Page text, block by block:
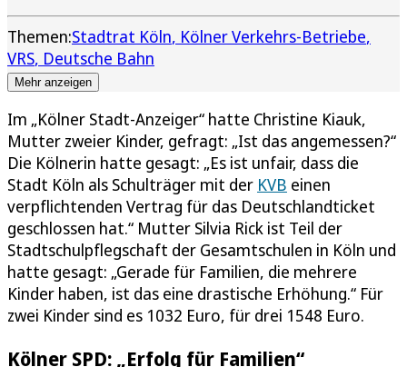
Themen:Stadtrat Köln Kölner Verkehrs-Betriebe
VRS Deutsche Bahn
Mehr anzeigen
Im „Kölner Stadt-Anzeiger“ hatte Christine Kiauk,
Mutter zweier Kinder, gefragt: „Ist das angemessen?“
Die Kölnerin hatte gesagt: „Es ist unfair, dass die
Stadt Köln als Schulträger mit der KVB einen
verpflichtenden Vertrag für das Deutschlandticket
geschlossen hat.“ Mutter Silvia Rick ist Teil der
Stadtschulpflegschaft der Gesamtschulen in Köln und
hatte gesagt: „Gerade für Familien, die mehrere
Kinder haben, ist das eine drastische Erhöhung.“ Für
zwei Kinder sind es 1032 Euro, für drei 1548 Euro.
Kölner SPD: „Erfolg für Familien“